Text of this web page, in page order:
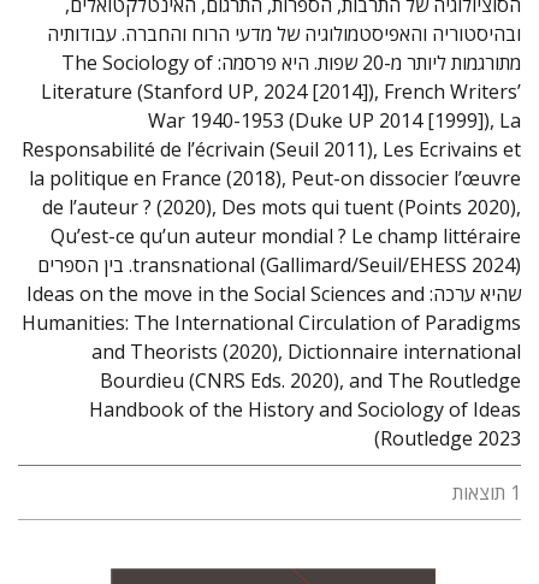
ובהיסטוריה והאפיסטמולוגיה של מדעי הרוח והחברה. עבודותיה
מתורגמות ליותר מ-20 שפות. היא פרסמה: The Sociology of
Literature (Stanford UP, 2024 [2014]), French Writers’
War 1940-1953 (Duke UP 2014 [1999]), La
Responsabilité de l’écrivain (Seuil 2011), Les Ecrivains et
la politique en France (2018), Peut-on dissocier l’œuvre
de l’auteur ? (2020), Des mots qui tuent (Points 2020),
Qu’est-ce qu’un auteur mondial ? Le champ littéraire
transnational (Gallimard/Seuil/EHESS 2024). בין הספרים
שהיא ערכה: Ideas on the move in the Social Sciences and
Humanities: The International Circulation of Paradigms
and Theorists (2020), Dictionnaire international
Bourdieu (CNRS Eds. 2020), and The Routledge
Handbook of the History and Sociology of Ideas
(Routledge 2023
1 תוצאות